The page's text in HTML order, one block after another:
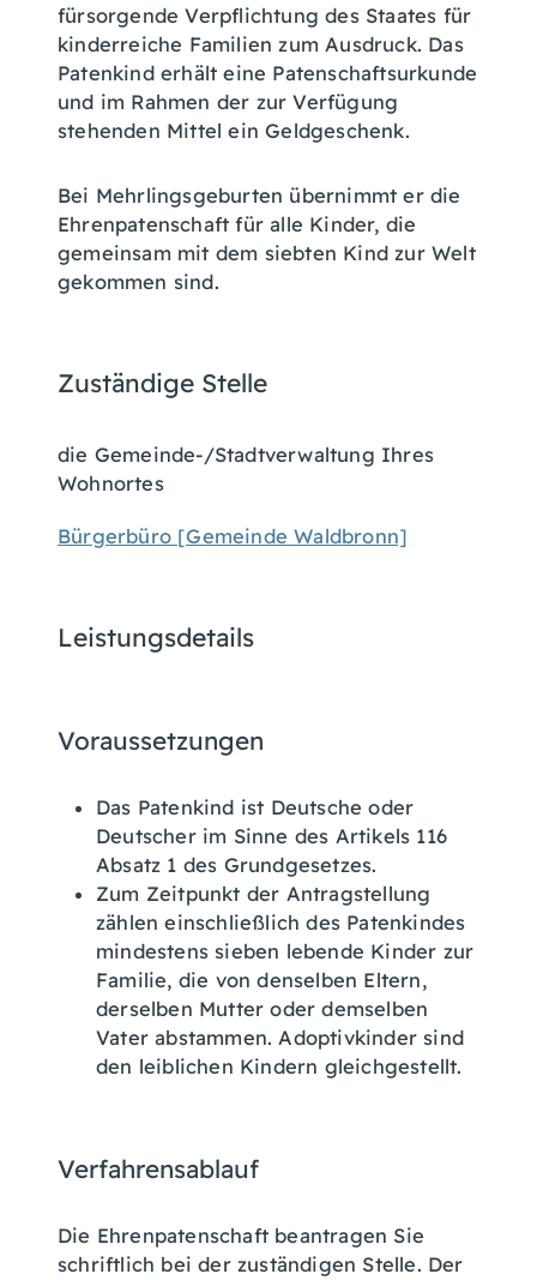
fürsorgende Verpflichtung des Staates für
kinderreiche Familien zum Ausdruck. Das
Patenkind erhält eine Patenschaftsurkunde
und im Rahmen der zur Verfügung
stehenden Mittel ein Geldgeschenk.
Bei Mehrlingsgeburten übernimmt er die
Ehrenpatenschaft für alle Kinder, die
gemeinsam mit dem siebten Kind zur Welt
gekommen sind.
Zuständige Stelle
die Gemeinde-/Stadtverwaltung Ihres
Wohnortes
Bürgerbüro [Gemeinde Waldbronn]
Leistungsdetails
Voraussetzungen
Das Patenkind ist Deutsche oder
Deutscher im Sinne des Artikels 116
Absatz 1 des Grundgesetzes.
Zum Zeitpunkt der Antragstellung
zählen einschließlich des Patenkindes
mindestens sieben lebende Kinder zur
Familie, die von denselben Eltern,
derselben Mutter oder demselben
Vater abstammen. Adoptivkinder sind
den leiblichen Kindern gleichgestellt.
Verfahrensablauf
Die Ehrenpatenschaft beantragen Sie
schriftlich bei der zuständigen Stelle. Der